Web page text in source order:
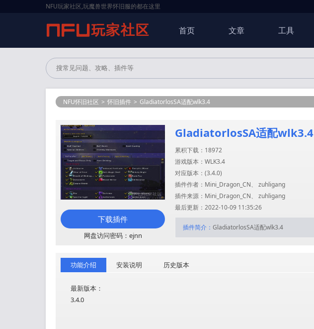
NFU玩家社区,玩魔兽世界怀旧服的都在这里
首页 文章 工具
NFU怀旧社区 > 怀旧插件 > GladiatorlosSA适配wlk3.4
下载插件
网盘访问密码：ejnn
GladiatorlosSA适配wlk3.4
累积下载：18972
游戏版本：WLK3.4
对应版本：(3.4.0)
插件作者：Mini_Dragon_CN、 zuhligang
插件来源：Mini_Dragon_CN、 zuhligang
最后更新：2022-10-09 11:35:26
插件简介： GladiatorlosSA适配wlk3.4
功能介绍 安装说明 历史版本
最新版本：
3.4.0